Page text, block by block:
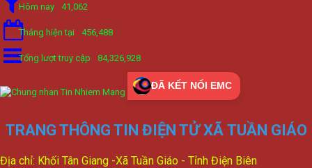
Hôm nay 41,062
Tháng hiện tại 456,488
Tổng lượt truy cập 84,326,928
ĐÃ KẾT NỐI EMC
TRANG THÔNG TIN ĐIỆN TỬ XÃ TUẦN GIÁO
Địa chỉ: Khối Tân Giang -Xã Tuần Giáo - Tỉnh Điện Biên